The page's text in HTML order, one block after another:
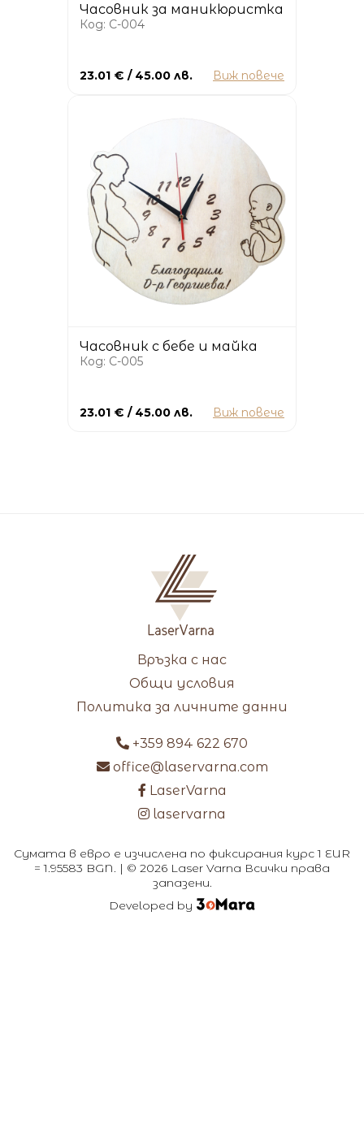
Часовник за маникюристка
Код: C-004
23.01 € / 45.00 лв. Виж повече
Часовник с бебе и майка
Код: C-005
23.01 € / 45.00 лв. Виж повече
Връзка с нас
Общи условия
Политика за личните данни
+359 894 622 670
office@laservarna.com
LaserVarna
laservarna
Сумата в евро е изчислена по фиксирания курс 1 EUR
= 1.95583 BGN. | © 2026 Laser Varna Всички права
запазени.
Developed by